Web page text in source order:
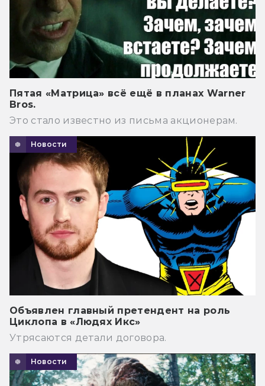
Пятая «Матрица» всё ещё в планах Warner
Bros.
Это стало известно из письма акционерам.
Новости
Объявлен главный претендент на роль
Циклопа в «Людях Икс»
Утрясаются детали договора.
Новости